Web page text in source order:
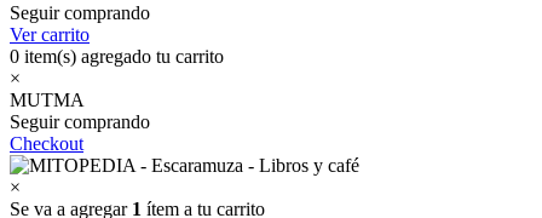
Seguir comprando
Ver carrito
0 item(s) agregado tu carrito
×
MUTMA
Seguir comprando
Checkout
×
Se va a agregar 1 ítem a tu carrito